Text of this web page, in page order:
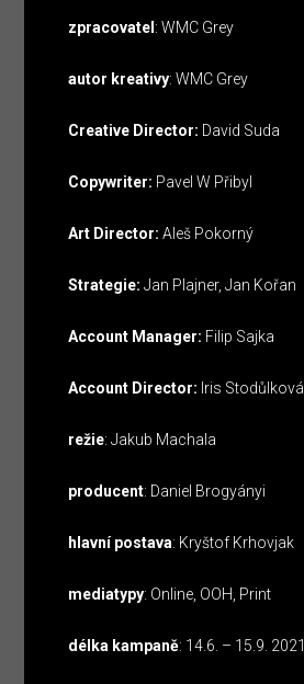
zpracovatel : WMC Grey
autor kreativy: WMC Grey
Creative Director: David Suda
Copywriter: Pavel W Přibyl
Art Director: Aleš Pokorný
Strategie: Jan Plajner, Jan Kořan
Account Manager: Filip Sajka
Account Director: Iris Stodůlková
režie: Jakub Machala
producent: Daniel Brogyányi
hlavní postava: Kryštof Krhovjak
mediatypy: Online, OOH, Print
délka kampaně: 14.6. – 15.9. 2021